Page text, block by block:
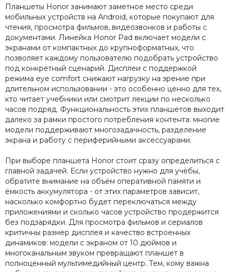
Планшеты Honor занимают заметное место среди
мобильных устройств на Android, которые покупают для
чтения, просмотра фильмов, видеозвонков и работы с
документами. Линейка Honor Pad включает модели с
экранами от компактных до крупноформатных, что
позволяет каждому пользователю подобрать устройство
под конкретный сценарий. Дисплеи с поддержкой
режима eye comfort снижают нагрузку на зрение при
длительном использовании - это особенно ценно для тех,
кто читает учебники или смотрит лекции по несколько
часов подряд. Функциональность этих планшетов выходит
далеко за рамки простого потребления контента: многие
модели поддерживают многозадачность, разделение
экрана и работу с периферийными аксессуарами.
При выборе планшета Honor стоит сразу определиться с
главной задачей. Если устройство нужно для учёбы,
обратите внимание на объём оперативной памяти и
ёмкость аккумулятора - от этих параметров зависит,
насколько комфортно будет переключаться между
приложениями и сколько часов устройство продержится
без подзарядки. Для просмотра фильмов и сериалов
критичны размер дисплея и качество встроенных
динамиков: модели с экраном от 10 дюймов и
многоканальным звуком превращают планшет в
полноценный мультимедийный центр. Тем, кому важна